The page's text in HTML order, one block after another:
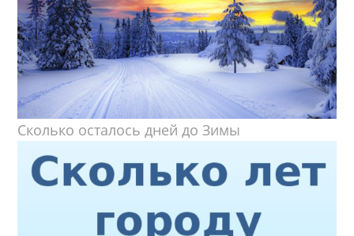
Сколько осталось дней до Зимы